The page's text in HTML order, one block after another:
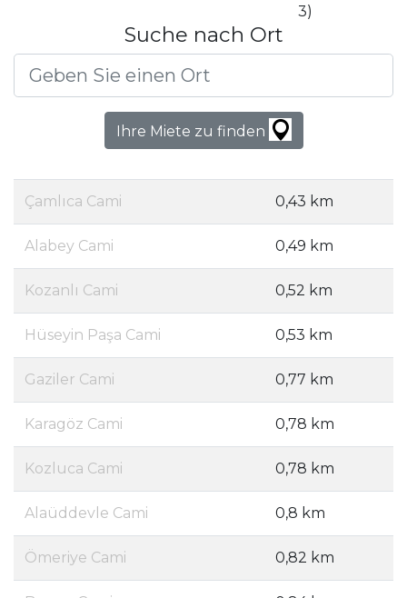
3)
Suche nach Ort
Ihre Miete zu finden
Çamlıca Cami 0,43 km
Alabey Cami 0,49 km
Kozanlı Cami 0,52 km
Hüseyin Paşa Cami 0,53 km
Gaziler Cami 0,77 km
Karagöz Cami 0,78 km
Kozluca Cami 0,78 km
Alaüddevle Cami 0,8 km
Ömeriye Cami 0,82 km